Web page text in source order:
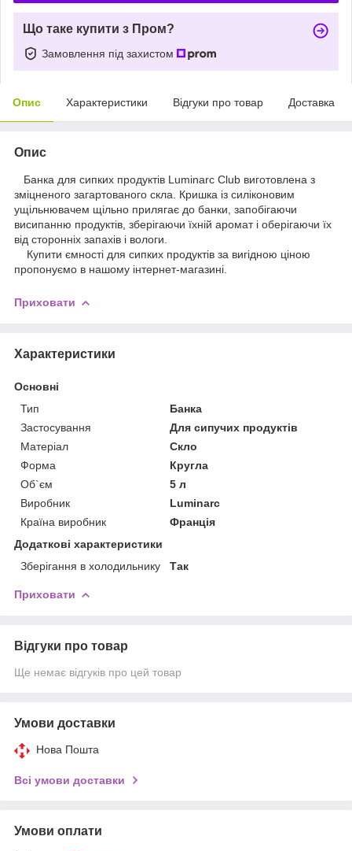
Що таке купити з Пром?
Замовлення під захистом
Опис Характеристики Відгуки про товар Доставка
Опис
Банка для сипких продуктів Luminarc Club виготовлена з
зміцненого загартованого скла. Кришка із силіконовим
ущільнювачем щільно прилягає до банки, запобігаючи
висипанню продуктів, зберігаючи їхній аромат і оберігаючи їх
від сторонніх запахів і вологи.
Купити ємності для сипких продуктів за вигідною ціною
пропонуємо в нашому інтернет-магазині.
Приховати
Характеристики
Основні
Тип
Банка
Застосування
Для сипучих продуктів
Матеріал
Скло
Форма
Кругла
Об`єм
5 л
Виробник
Luminarc
Країна виробник
Франція
Додаткові характеристики
Зберігання в холодильнику
Так
Приховати
Відгуки про товар
Ще немає відгуків про цей товар
Умови доставки
Нова Пошта
Всі умови доставки
Умови оплати